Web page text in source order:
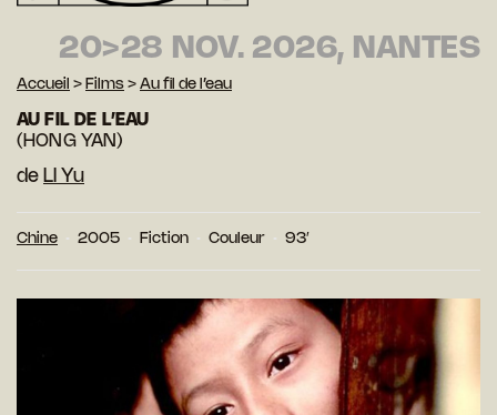
20>28 NOV. 2026, NANTES
Accueil > Films > Au fil de l’eau
AU FIL DE L’EAU
(HONG YAN)
de LI Yu
Chine 2005 Fiction Couleur 93′